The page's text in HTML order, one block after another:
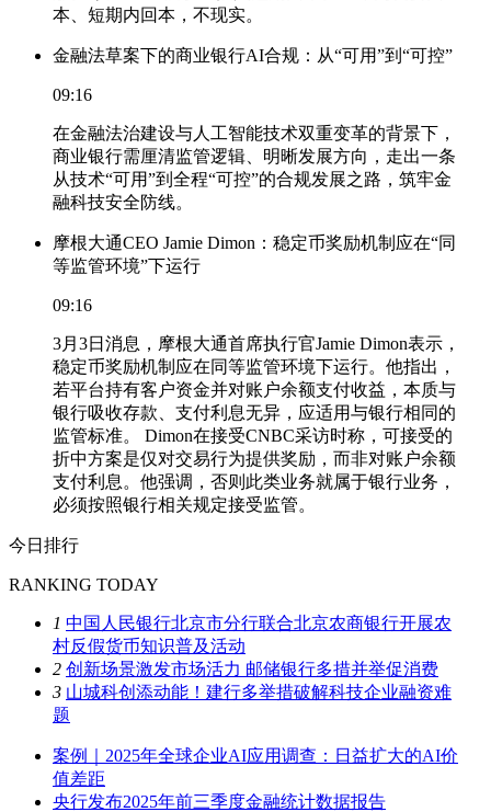
本、短期内回本，不现实。
金融法草案下的商业银行AI合规：从“可用”到“可控”
09:16
在金融法治建设与人工智能技术双重变革的背景下，
商业银行需厘清监管逻辑、明晰发展方向，走出一条
从技术“可用”到全程“可控”的合规发展之路，筑牢金
融科技安全防线。
摩根大通CEO Jamie Dimon：稳定币奖励机制应在“同
等监管环境”下运行
09:16
3月3日消息，摩根大通首席执行官Jamie Dimon表示，
稳定币奖励机制应在同等监管环境下运行。他指出，
若平台持有客户资金并对账户余额支付收益，本质与
银行吸收存款、支付利息无异，应适用与银行相同的
监管标准。 Dimon在接受CNBC采访时称，可接受的
折中方案是仅对交易行为提供奖励，而非对账户余额
支付利息。他强调，否则此类业务就属于银行业务，
必须按照银行相关规定接受监管。
今日排行
RANKING TODAY
1 中国人民银行北京市分行联合北京农商银行开展农
村反假货币知识普及活动
2 创新场景激发市场活力 邮储银行多措并举促消费
3 山城科创添动能！建行多举措破解科技企业融资难
题
案例｜2025年全球企业AI应用调查：日益扩大的AI价
值差距
央行发布2025年前三季度金融统计数据报告